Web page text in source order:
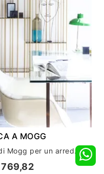
A MOGG
Scegli una libreria Metrica A di Mogg per un arredamento casa unico e di design